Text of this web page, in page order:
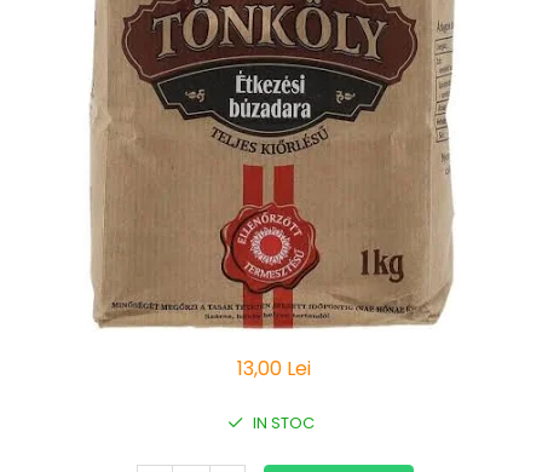
Vitamine Gal
13,00 Lei
IN STOC